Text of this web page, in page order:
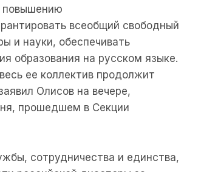
повышению
всеобщий свободный
и науки, обеспечивать
образования на русском языке.
ее коллектив продолжит
Олисов на вечере,
прошедшем в Секции
сотрудничества и единства,